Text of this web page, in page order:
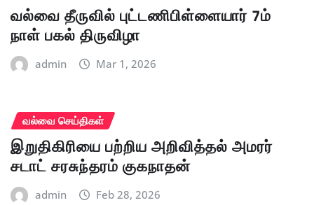
வல்வை தீருவில் புட்டணிபிள்ளையார் 7ம்
நாள் பகல் திருவிழா
admin Mar 1, 2026
வல்வை செய்திகள்
இறுதிகிரியை பற்றிய அறிவித்தல் அமரர்
சடாட் சரசுந்தரம் குகநாதன்
admin Feb 28, 2026